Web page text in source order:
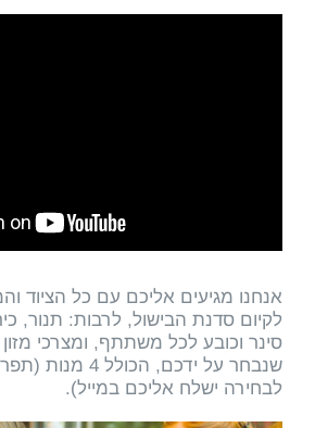
אנחנו מגיעים אליכם עם כל הציוד
לקיום סדנת הבישול, לרבות: תנור,
סינר וכובע לכל משתתף, ומצרכי
שנבחר על ידכם,
לבחירה ישלח אליכם במייל).